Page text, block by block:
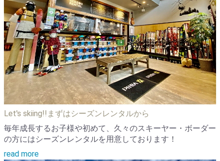
Let's skiing!!まずはシーズンレンタルから
毎年成長するお子様や初めて、久々のスキーヤー・ボーダー
の方にはシーズンレンタルを用意しております！
read more